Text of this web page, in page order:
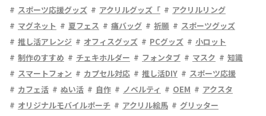
スポーツ応援グッズ
アクリルグッズ「
アクリルリング
マグネット
夏フェス 痛バッグ 祈願
スポーツグッズ
推し活アレンジ
オフィスグッズ PCグッズ
小ロット
制作のすすめ
チェキホルダー フォンタブ マスク
知識
スマートフォン
カプセル対応 推し活DIY
スポーツ応援
カフェ活
ぬい活 自作 ノベルティ OEM
アクスタ
オリジナルモバイルポーチ
アクリル絵馬
グリッター